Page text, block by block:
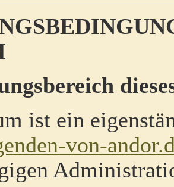
ist ein
von-